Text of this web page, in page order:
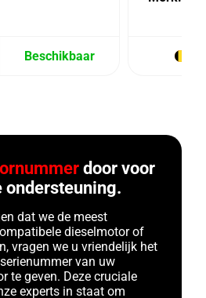
Beschikbaar
door voor
ondersteuning.
dat we de meest
dieselmotor of
vragen we u vriendelijk het
van uw
te geven. Deze cruciale
experts in staat om